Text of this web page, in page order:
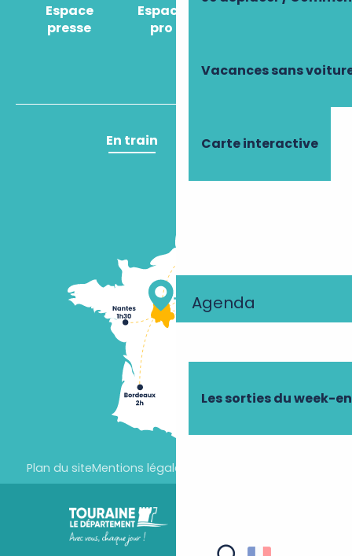
Vacances sans
Carte interactive
Agenda
Les sorties du week-
Espace
presse
Espace
pro
Comment venir
En train En avion
Plan du siteMentions légales